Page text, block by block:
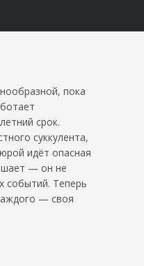
пока
срок.
суккулента,
идёт опасная
— он не
событий. Теперь
— своя